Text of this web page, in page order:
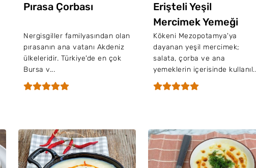
Pırasa Çorbası
Nergisgiller familyasından olan
pırasanın ana vatanı Akdeniz
ülkeleridir. Türkiye'de en çok
Bursa v...
Erişteli Yeşil
Mercimek Yemeği
Kökeni Mezopotamya'ya
dayanan yeşil mercimek;
salata, çorba ve ana
yemeklerin içerisinde